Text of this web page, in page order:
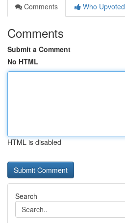
Comments
Who Upvoted
Comments
Submit a Comment
No HTML
HTML is disabled
Search